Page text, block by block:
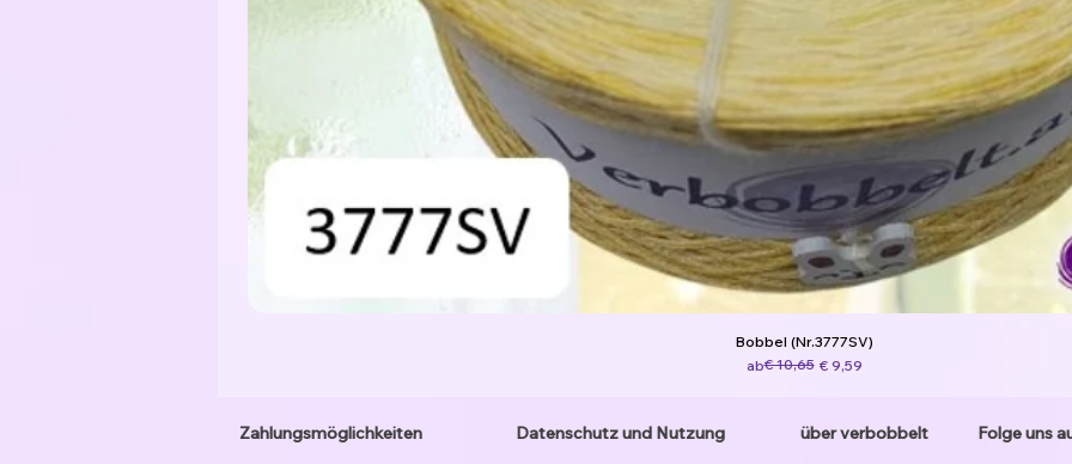
Bobbel (Nr.3777SV)
ab
Standardpreis
€ 10,65 € 9,59
Sale-Preis
Zahlungsmöglichkeiten Datenschutz und Nutzung über verbobbelt Folge uns